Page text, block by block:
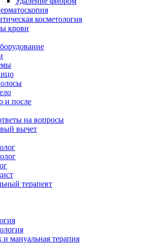
косметология
крови
и после
на вопросы
вычет
терапевт
мануальная терапия